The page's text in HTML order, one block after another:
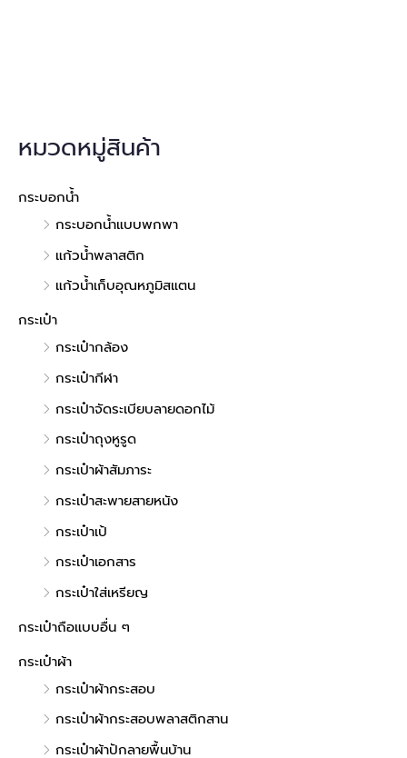
หมวดหมู่สินค้า
กระบอกน้ำ
กระบอกน้ำแบบพกพา
แก้วน้ำพลาสติก
แก้วน้ำเก็บอุณหภูมิสแตน
กระเป๋า
กระเป๋ากล้อง
กระเป๋ากีฬา
กระเป๋าจัดระเบียบลายดอกไม้
กระเป๋าถุงหูรูด
กระเป๋าผ้าสัมภาระ
กระเป๋าสะพายสายหนัง
กระเป๋าเป้
กระเป๋าเอกสาร
กระเป๋าใส่เหรียญ
กระเป๋าถือแบบอื่น ๆ
กระเป๋าผ้า
กระเป๋าผ้ากระสอบ
กระเป๋าผ้ากระสอบพลาสติกสาน
กระเป๋าผ้าปักลายพื้นบ้าน